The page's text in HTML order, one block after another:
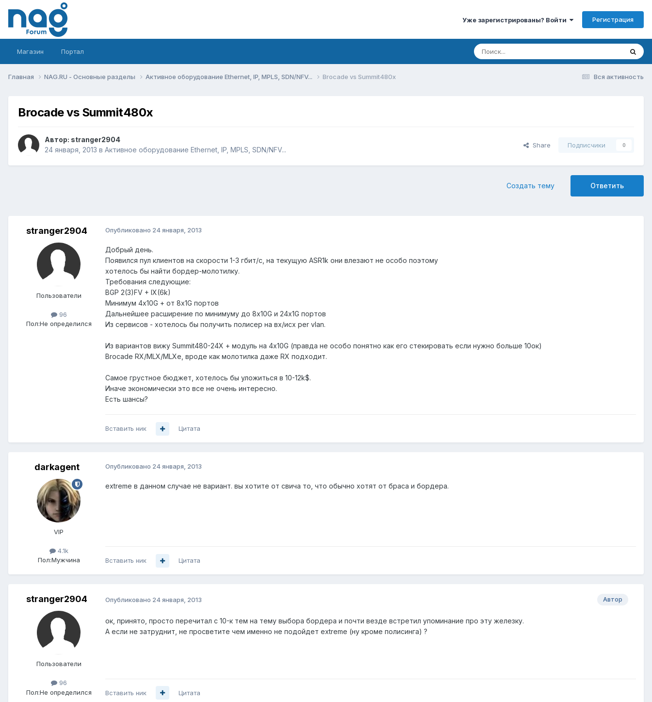
Уже зарегистрированы? Войти Регистрация
Магазин Портал
Вся активность
Главная NAG.RU - Основные разделы Активное оборудование Ethernet, IP, MPLS, SDN/NFV... Brocade vs Summit480x
Brocade vs Summit480x
Автор: stranger2904
24 января, 2013 в Активное оборудование Ethernet, IP, MPLS, SDN/NFV...
Share Подписчики 0
Ответить
Создать тему
stranger2904
Пользователи
96
Пол:Не определился
Опубликовано 24 января, 2013
Добрый день.
Появился пул клиентов на скорости 1-3 гбит/с, на текущую ASR1k они влезают не особо поэтому
хотелось бы найти бордер-молотилку.
Требования следующие:
BGP 2(3)FV + IX(6k)
Минимум 4х10G + от 8x1G портов
Дальнейшее расширение по минимуму до 8х10G и 24x1G портов
Из сервисов - хотелось бы получить полисер на вх/исх per vlan.
Из вариантов вижу Summit480-24X + модуль на 4x10G (правда не особо понятно как его стекировать если нужно больше 10ок)
Brocade RX/MLX/MLXe, вроде как молотилка даже RX подходит.
Самое грустное бюджет, хотелось бы уложиться в 10-12k$.
Иначе экономически это все не очень интересно.
Есть шансы?
Вставить ник Цитата
darkagent
VIP
4.1k
Пол:Мужчина
Опубликовано 24 января, 2013
extreme в данном случае не вариант. вы хотите от свича то, что обычно хотят от браса и бордера.
Вставить ник Цитата
stranger2904
Пользователи
96
Пол:Не определился
Автор
Опубликовано 24 января, 2013
ок, принято, просто перечитал с 10-к тем на тему выбора бордера и почти везде встретил упоминание про эту железку.
А если не затруднит, не просветите чем именно не подойдет extreme (ну кроме полисинга) ?
Вставить ник Цитата